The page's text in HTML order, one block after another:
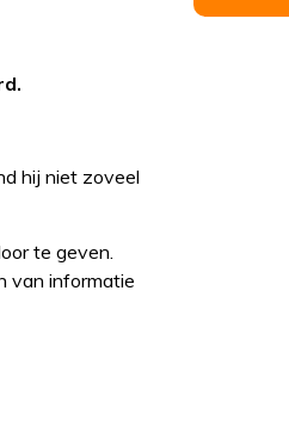
hij niet zoveel
te geven.
van informatie